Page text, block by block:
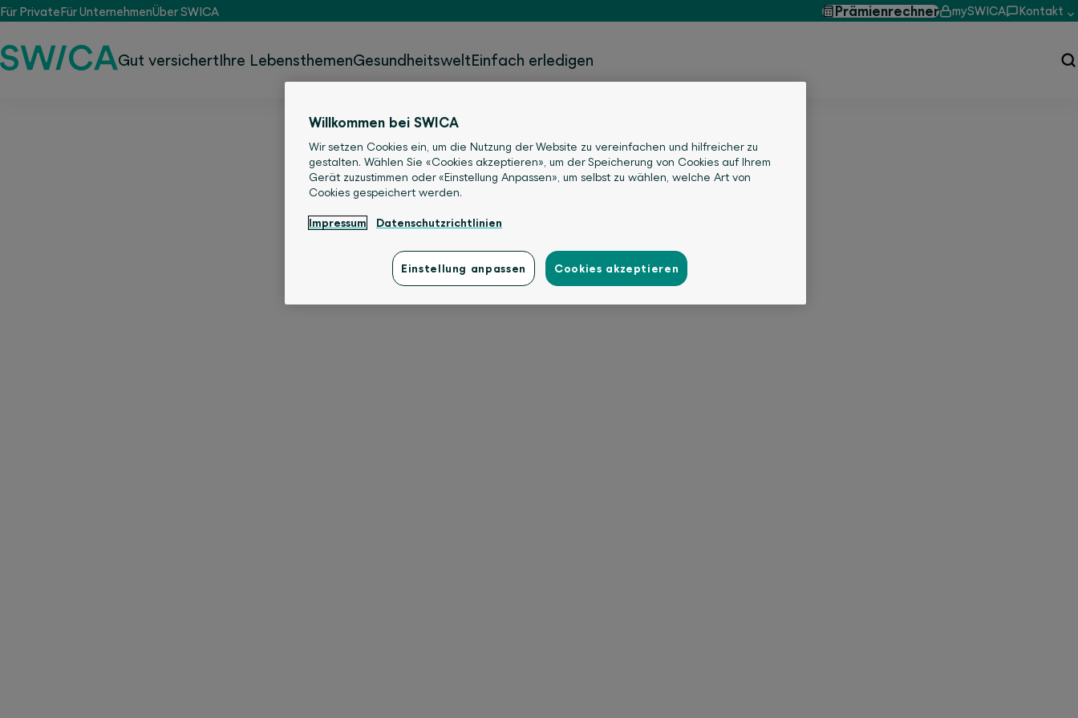
Für PrivateFür UnternehmenÜber SWICA Prämienrechner mySWICA Kontakt
Gut versichertIhre LebensthemenGesundheitsweltEinfach erledigen
Willkommen bei SWICA
Wir setzen Cookies ein, um die Nutzung der Website zu vereinfachen und hilfreicher zu
gestalten. Wählen Sie «Cookies akzeptieren», um der Speicherung von Cookies auf Ihrem
Gerät zuzustimmen oder «Einstellung Anpassen», um selbst zu wählen, welche Art von
Cookies gespeichert werden.
Impressum Datenschutzrichtlinien
Einstellung anpassen Cookies akzeptieren